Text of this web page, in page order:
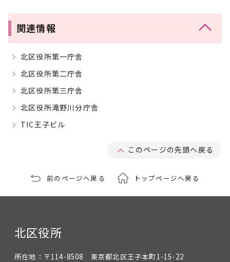
関連情報
北区役所第一庁舎
北区役所第二庁舎
北区役所第三庁舎
北区役所滝野川分庁舎
TIC王子ビル
このページの先頭へ戻る
前のページへ戻る トップページへ戻る
北区役所
所在地： 〒114-8508 東京都北区王子本町1-15-22